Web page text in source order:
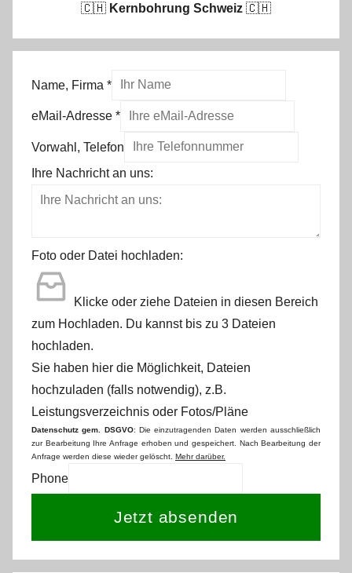
🇨🇭 Kernbohrung Schweiz 🇨🇭
Name, Firma *
eMail-Adresse *
Vorwahl, Telefon
Ihre Nachricht an uns:
Foto oder Datei hochladen:
Klicke oder ziehe Dateien in diesen Bereich
zum Hochladen. Du kannst bis zu 3 Dateien
hochladen.
Sie haben hier die Möglichkeit, Dateien
hochzuladen (falls notwendig), z.B.
Leistungsverzeichnis oder Fotos/Pläne
Datenschutz gem. DSGVO: Die einzutragenden Daten werden ausschließlich
zur Bearbeitung Ihre Anfrage erhoben und gespeichert. Nach Bearbeitung der
Anfrage werden diese wieder gelöscht. Mehr darüber.
Phone
Jetzt absenden